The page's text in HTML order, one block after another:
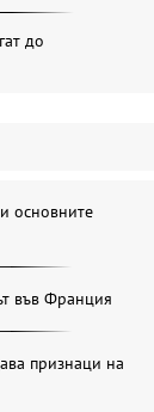
до
основните
във Франция
признаци на